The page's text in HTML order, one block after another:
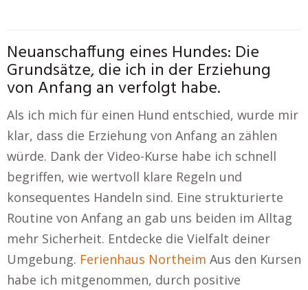
Neuanschaffung eines Hundes: Die
Grundsätze, die ich in der Erziehung
von Anfang an verfolgt habe.
Als ich mich für einen Hund entschied, wurde mir
klar, dass die Erziehung von Anfang an zählen
würde. Dank der Video-Kurse habe ich schnell
begriffen, wie wertvoll klare Regeln und
konsequentes Handeln sind. Eine strukturierte
Routine von Anfang an gab uns beiden im Alltag
mehr Sicherheit. Entdecke die Vielfalt deiner
Umgebung. Ferienhaus Northeim Aus den Kursen
habe ich mitgenommen, durch positive